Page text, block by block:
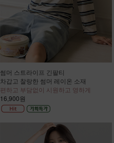
썸머 스트라이프 긴팔티
차갑고 찰랑한 썸머 레이온 소재
편하고 부담없이 시원하고 영하게
16,900원